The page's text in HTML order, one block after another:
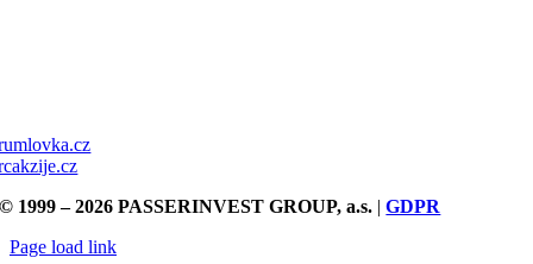
© 1999 – 2026 PASSERINVEST GROUP, a.s. |GDPR
Page load link